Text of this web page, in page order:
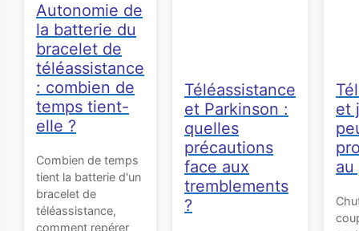
Autonomie de
la batterie du
bracelet de
téléassistance
: combien de
temps tient-
elle ?
Combien de temps
tient la batterie d'un
bracelet de
téléassistance,
comment repérer
Téléassistance
et Parkinson :
quelles
précautions
face aux
tremblements
?
et
au